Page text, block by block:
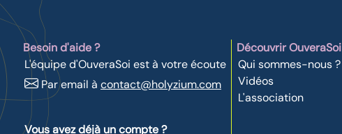
Besoin d'aide ?
L'équipe d'OuveraSoi est à votre écoute
Par email à contact@holyzium.com
Vous avez déjà un compte ?
Découvrir OuveraSoi
Qui sommes-nous ?
Vidéos
L'association